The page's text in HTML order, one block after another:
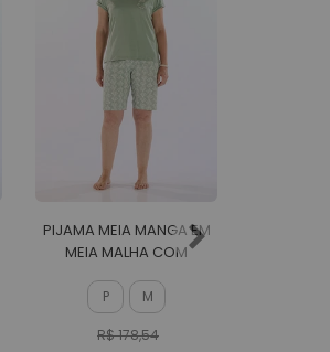
PIJAMA MEIA MANGA EM
MEIA MALHA COM
ROTATIVA FEMININO
P M
R$ 178,54